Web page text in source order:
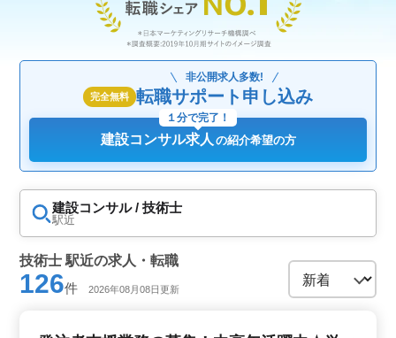
完全無料
非公開求人多数!
転職サポート申し込み
建設コンサル求人 の紹介希望の方
１分で完了！
建設コンサル / 技術士
駅近
技術士 駅近の求人・転職
126件 2026年08月08日更新